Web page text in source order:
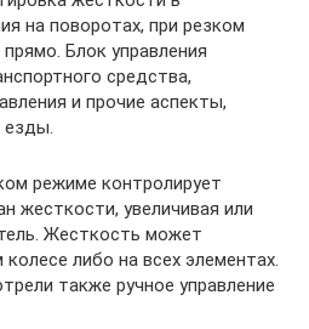
на поворотах, при резком
Блок управления
средства,
и прочие аспекты,
езды.
режиме контролирует
жесткости, увеличивая или
Жесткость может
либо на всех элементах.
также ручное управление